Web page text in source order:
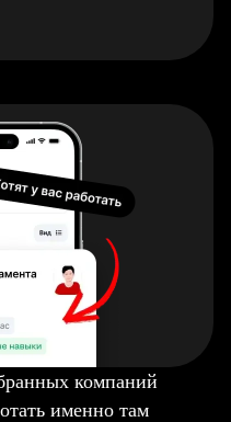
компаний
именно там